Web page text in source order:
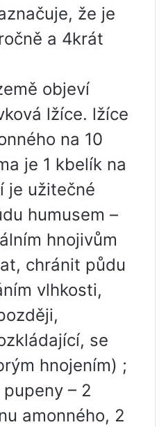
že je
a 4krát
objeví
lžíce. lžíce
na 10
je 1 kbelík na
je užitečné
humusem –
hnojivům
chránit půdu
vlhkosti,
se
hnojením) ;
– 2
amonného, ​​2